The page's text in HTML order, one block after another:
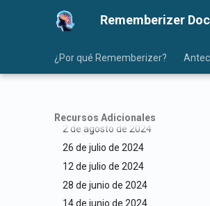
Rememberizer
¿Por qué Rememberizer?
Recursos Adicionales
4 de octubre de 2024
27 de septiembre de 2024
20 de septiembre de 2024
13 de septiembre de 2024
2 de agosto de 2024
26 de julio de 2024
12 de julio de 2024
28 de junio de 2024
14 de junio de 2024